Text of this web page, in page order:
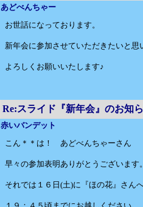
あどべんちゃー
お世話になっております。
新年会に参加させていただきたいと思
よろしくお願いいたします♪
Re:スライド『新年会』のお知
赤いバンデット
こん＊＊は！ あどべんちゃーさん
早々の参加表明ありがとうございます
それでは１６日(土)に『ほの花』さん